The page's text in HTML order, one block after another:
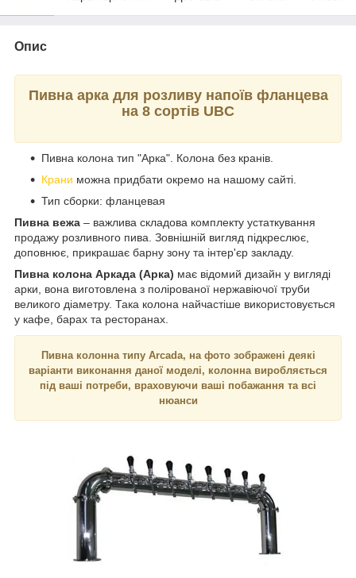
Опис
Пивна арка для розливу напоїв фланцева
на 8 сортів UBC
Пивна колона тип "Арка". Колона без кранів.
Крани можна придбати окремо на нашому сайті.
Тип сборки: фланцевая
Пивна вежа – важлива складова комплекту устаткування
продажу розливного пива. Зовнішній вигляд підкреслює,
доповнює, прикрашає барну зону та інтер'єр закладу.
Пивна колона Аркада (Арка) має відомий дизайн у вигляді
арки, вона виготовлена з полірованої нержавіючої труби
великого діаметру. Така колона найчастіше використовується
у кафе, барах та ресторанах.
Пивна колонна типу Arcada, на фото зображені деякі
варіанти виконання даної моделі, колонна виробляється
під ваші потреби, враховуючи ваші побажання та всі
нюанси